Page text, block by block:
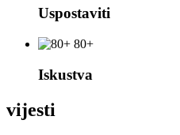
Uspostaviti
80+
Iskustva
vijesti